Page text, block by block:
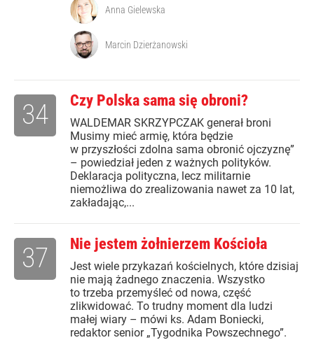
Anna Gielewska
Marcin Dzierżanowski
Czy Polska sama się obroni?
WALDEMAR SKRZYPCZAK generał broni
Musimy mieć armię, która będzie
w przyszłości zdolna sama obronić ojczyznę”
– powiedział jeden z ważnych polityków.
Deklaracja polityczna, lecz militarnie
niemożliwa do zrealizowania nawet za 10 lat,
zakładając,...
34
Nie jestem żołnierzem Kościoła
Jest wiele przykazań kościelnych, które dzisiaj
nie mają żadnego znaczenia. Wszystko
to trzeba przemyśleć od nowa, część
zlikwidować. To trudny moment dla ludzi
małej wiary – mówi ks. Adam Boniecki,
redaktor senior „Tygodnika Powszechnego”.
37